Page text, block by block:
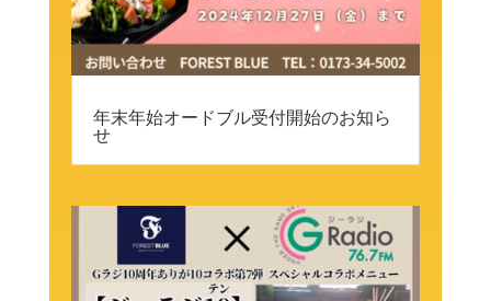
年末年始オードブル受付開始のお知ら
せ